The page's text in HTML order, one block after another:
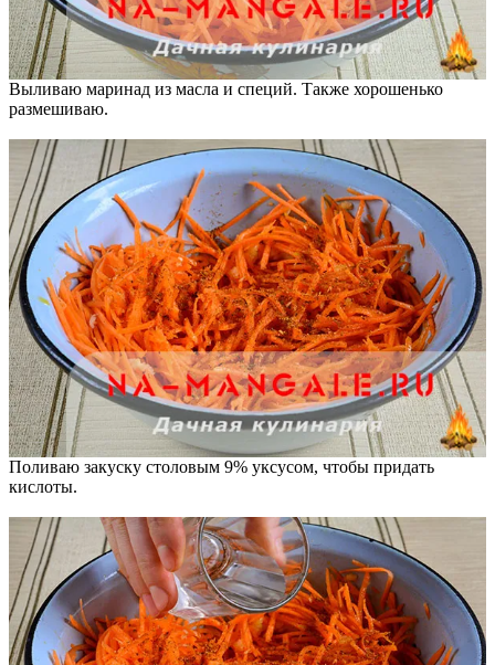
Выливаю маринад из масла и специй. Также хорошенько
размешиваю.
Поливаю закуску столовым 9% уксусом, чтобы придать
кислоты.